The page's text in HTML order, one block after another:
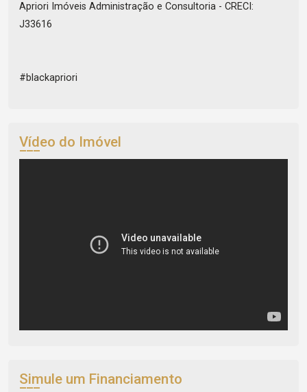
Apriori Imóveis Administração e Consultoria - CRECI:
J33616
#blackapriori
Vídeo do Imóvel
Simule um Financiamento